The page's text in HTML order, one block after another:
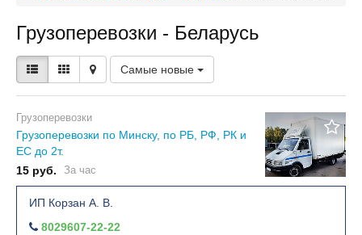
Грузоперевозки - Беларусь
Самые новые
Грузоперевозки
Грузоперевозки по Минску, по РБ, РФ, РК и
ЕС до 2т.
15 руб.
За час
ИП Корзан А. В.
8029607-22-22